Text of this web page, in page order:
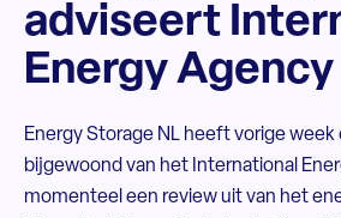
adviseert
Energy Agency
Energy Storage NL heeft vorige
bijgewoond van het International
momenteel een review uit van het